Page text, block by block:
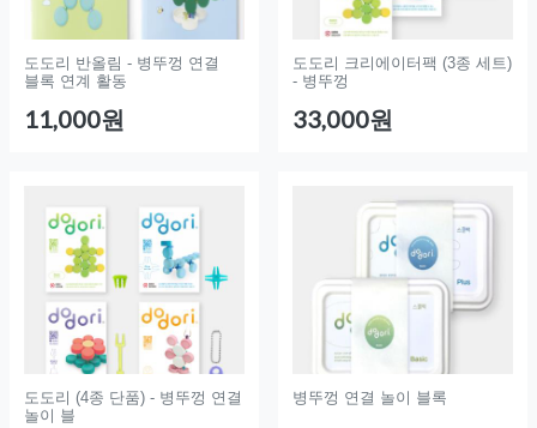
도도리 반올림 - 병뚜껑 연결
블록 연계 활동
11,000원
도도리 크리에이터팩 (3종 세트)
- 병뚜껑
33,000원
도도리 (4종 단품) - 병뚜껑 연결
놀이 블
병뚜껑 연결 놀이 블록